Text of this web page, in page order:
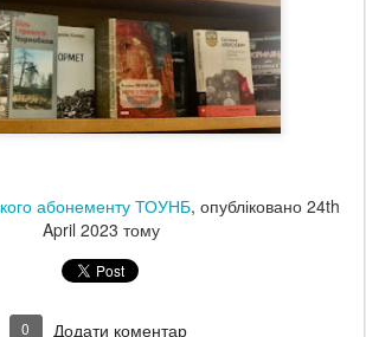
абонементу ТОУНБ, опубліковано 24th
April 2023 тому
0 Додати коментар